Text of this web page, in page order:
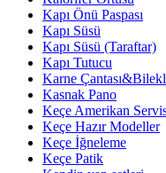
Kapı Önü Paspası
Kapı Süsü
Kapı Süsü (Taraftar)
Kapı Tutucu
Karne
Kasnak Pano
Keçe Amerikan
Keçe Hazır Modeller
Keçe İğneleme
Keçe Patik